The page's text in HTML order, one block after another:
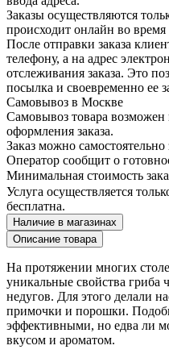
Заказы осуществляются
происходит онлайн во время
После отправки заказа
телефону, а на адрес
отслеживания заказа. Это
посылка и своевременно ее
Самовывоз в Москве
Самовывоз товара возможен
оформления заказа.
Заказ можно
Оператор сообщит о
Минимальная стоимость
Услуга осуществляется
бесплатна.
Наличие в магазинах
Описание товара
На протяжении многих
уникальные свойства гриба
недугов. Для этого делали
примочки и порошки.
эффективными, но едва ли
вкусом и ароматом.